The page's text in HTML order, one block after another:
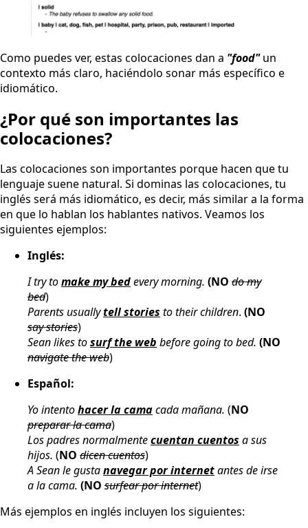
Como puedes ver, estas colocaciones dan a "food"un
contexto más claro, haciéndolo sonar más específico e
idiomático.
¿Por qué son importantes las
colocaciones?
Las colocaciones son importantes porque hacen que tu
lenguaje suene natural. Si dominas las colocaciones, tu
inglés será más idiomático, es decir, más similar a la forma
en que lo hablan los hablantes nativos. Veamos los
siguientes ejemplos:
Inglés:
I try tomake my bedevery morning. (NO do my
bed)
Parents usuallytell stories to their children. (NO
say stories)
Sean likes tosurf the web before going to bed. (NO
navigate the web)
Español:
Yo intentohacer la camacada mañana. (NO
preparar la cama)
Los padres normalmentecuentan cuentos a sus
hijos. (NO dicen cuentos)
A Sean le gustanavegar por internetantes de irse
a la cama. (NO surfear por internet)
Más ejemplos en inglés incluyen los siguientes: